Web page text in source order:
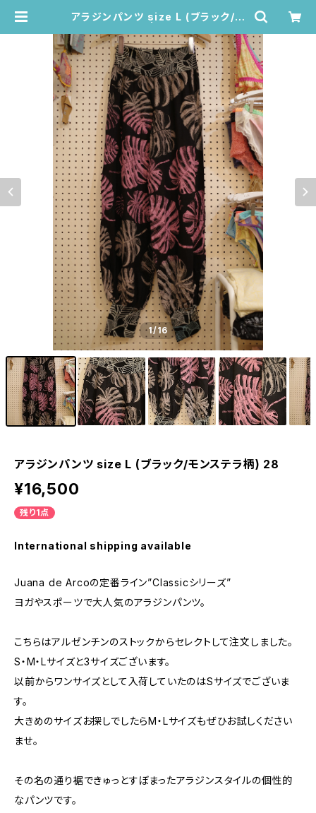
アラジンパンツ size L (ブラック/モ
1/16
アラジンパンツ size L (ブラック/モンステラ柄) 28
¥16,500
残り1点
International shipping available
Juana de Arcoの定番ライン”Classicシリーズ”
ヨガやスポーツで大人気のアラジンパンツ。
こちらはアルゼンチンのストックからセレクトして注文しました。
S・M・Lサイズと3サイズございます。
以前からワンサイズとして入荷していたのはSサイズでございま
す。
大きめのサイズお探しでしたらM・Lサイズもぜひお試しください
ませ。
その名の通り裾できゅっとすぼまったアラジンスタイルの個性的
なパンツです。